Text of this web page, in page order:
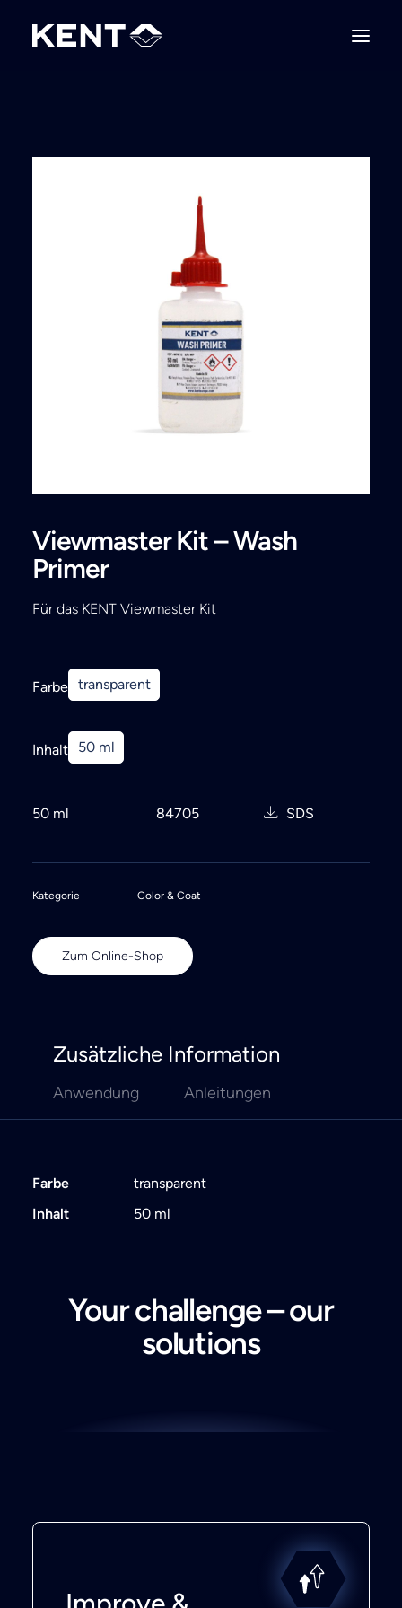
Viewmaster Kit – Wash
Primer
Für das KENT Viewmaster Kit
Farbe transparent
Inhalt 50 ml
50 ml 84705 SDS
Kategorie Color & Coat
Zum Online-Shop
Zusätzliche Information
Anwendung Anleitungen
Farbe
transparent
Inhalt
50 ml
Your challenge – our
solutions